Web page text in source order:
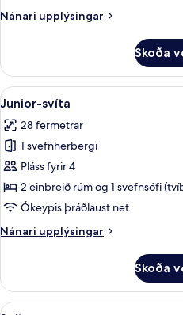
Nánari upplýsingar
Nánari
Room
Six
Skoða
Skoða
allar
myndir
fyrir
Junior-
svíta
9
Junior-svíta
28 fermetrar
1 svefnherbergi
Pláss fyrir 4
2 einbreið rúm og 1 svefnsófi
Ókeypis þráðlaust net
Nánari upplýsingar
Nánari
svíta
Skoða
Skoða